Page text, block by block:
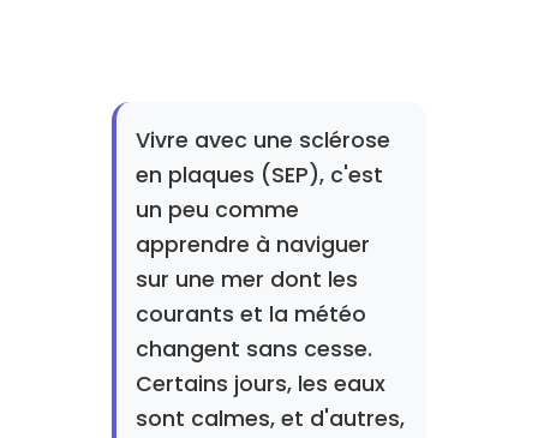
Vivre avec une sclérose
en plaques (SEP), c'est
un peu comme
apprendre à naviguer
sur une mer dont les
courants et la météo
changent sans cesse.
Certains jours, les eaux
sont calmes, et d'autres,